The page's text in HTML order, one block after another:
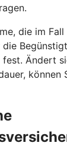
die im
Ändert
können